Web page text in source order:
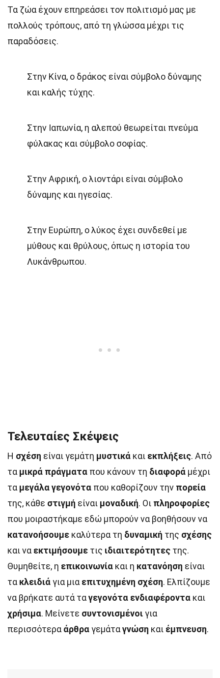
Τα ζώα έχουν επηρεάσει τον πολιτισμό μας με
πολλούς τρόπους, από τη γλώσσα μέχρι τις
παραδόσεις.
Στην Κίνα, ο δράκος είναι σύμβολο δύναμης
και καλής τύχης.
Στην Ιαπωνία, η αλεπού θεωρείται πνεύμα
φύλακας και σύμβολο σοφίας.
Στην Αφρική, ο λιοντάρι είναι σύμβολο
δύναμης και ηγεσίας.
Στην Ευρώπη, ο λύκος έχει συνδεθεί με
μύθους και θρύλους, όπως η ιστορία του
Λυκάνθρωπου.
Τελευταίες Σκέψεις
Η σχέση είναι γεμάτη μυστικά και εκπλήξεις. Από
τα μικρά πράγματα που κάνουν τη διαφορά μέχρι
τα μεγάλα γεγονότα που καθορίζουν την πορεία
της, κάθε στιγμή είναι μοναδική. Οι πληροφορίες
που μοιραστήκαμε εδώ μπορούν να βοηθήσουν να
κατανοήσουμε καλύτερα τη δυναμική της σχέσης
και να εκτιμήσουμε τις ιδιαιτερότητες της.
Θυμηθείτε, η επικοινωνία και η κατανόηση είναι
τα κλειδιάγια μια επιτυχημένη σχέση. Ελπίζουμε
να βρήκατε αυτά ταγεγονότα ενδιαφέροντα και
χρήσιμα. Μείνετε συντονισμένοιγια
περισσότερα άρθραγεμάταγνώση και έμπνευση.